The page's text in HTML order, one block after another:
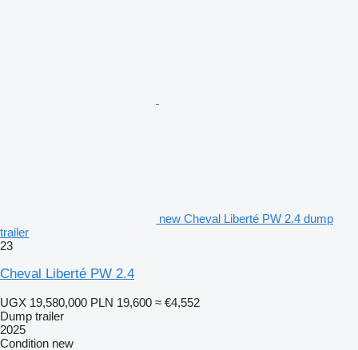
new Cheval Liberté PW 2.4 dump
trailer
23
Cheval Liberté PW 2.4
UGX 19,580,000 PLN 19,600 ≈ €4,552
Dump trailer
2025
Condition new